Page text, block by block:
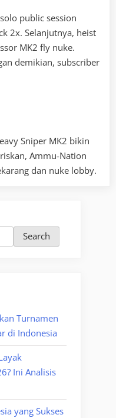
public session
2x. Selanjutnya, heist
MK2 fly nuke.
demikian, subscriber
Sniper MK2 bikin
Ammu-Nation
dan nuke lobby.
Search
Turnamen
di Indonesia
Ini Analisis
yang Sukses